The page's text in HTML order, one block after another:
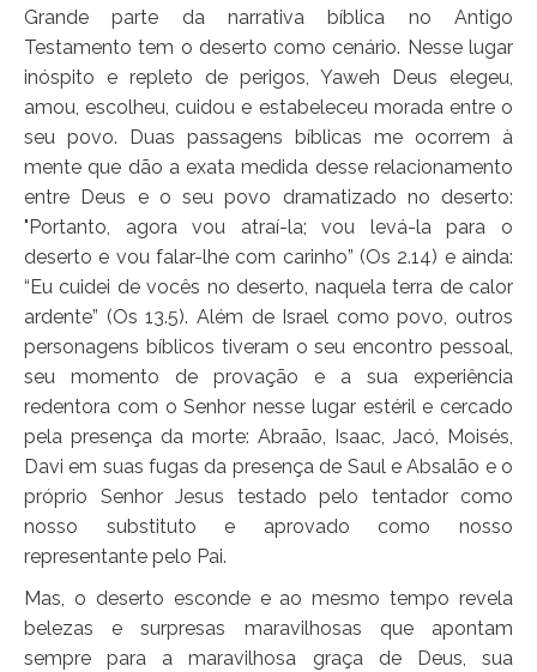
Grande parte da narrativa bíblica no Antigo
Testamento tem o deserto como cenário. Nesse lugar
inóspito e repleto de perigos, Yaweh Deus elegeu,
amou, escolheu, cuidou e estabeleceu morada entre o
seu povo. Duas passagens bíblicas me ocorrem à
mente que dão a exata medida desse relacionamento
entre Deus e o seu povo dramatizado no deserto:
"Portanto, agora vou atraí-la; vou levá-la para o
deserto e vou falar-lhe com carinho” (Os 2.14) e ainda:
“Eu cuidei de vocês no deserto, naquela terra de calor
ardente” (Os 13.5). Além de Israel como povo, outros
personagens bíblicos tiveram o seu encontro pessoal,
seu momento de provação e a sua experiência
redentora com o Senhor nesse lugar estéril e cercado
pela presença da morte: Abraão, Isaac, Jacó, Moisés,
Davi em suas fugas da presença de Saul e Absalão e o
próprio Senhor Jesus testado pelo tentador como
nosso substituto e aprovado como nosso
representante pelo Pai.
Mas, o deserto esconde e ao mesmo tempo revela
belezas e surpresas maravilhosas que apontam
sempre para a maravilhosa graça de Deus, sua